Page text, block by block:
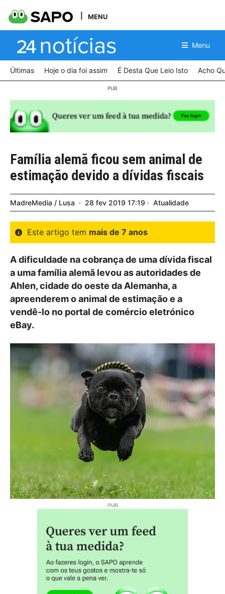
MENU
Menu
Últimas Hoje o dia foi assim É Desta Que Leio Isto Acho
Família alemã ficou sem animal de
estimação devido a dívidas fiscais
MadreMedia / Lusa 28 fev 2019 17:19 Atualidade
Este artigo tem mais de 7 anos
A dificuldade na cobrança de uma dívida fiscal
a uma família alemã levou as autoridades de
Ahlen, cidade do oeste da Alemanha, a
apreenderem o animal de estimação e a
vendê-lo no portal de comércio eletrónico
eBay.